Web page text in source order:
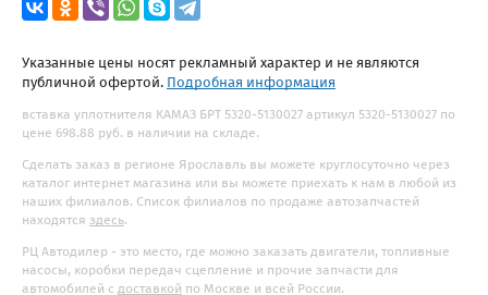
Указанные цены носят рекламный характер и не являются
публичной офертой. Подробная информация
вставка уплотнителя КАМАЗ БРТ 5320-5130027 артикул 5320-5130027 по
цене 698.88 руб. в наличии на складе.
Сделать заказ в регионе Ярославль вы можете круглосуточно через
каталог интернет магазина или вы можете приехать к нам в любой из
наших филиалов. Список филиалов по продаже автозапчастей
находятся здесь.
РЦ Автодилер - это место, где можно заказать двигатели, топливные
насосы, коробки передач сцепление и прочие запчасти для
автомобилей с доставкой по Москве и всей России.